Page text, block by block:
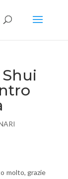
molto, grazie